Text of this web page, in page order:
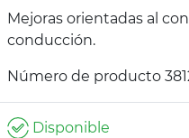
Mejoras orientadas al
conducción.
Número de producto
Disponible